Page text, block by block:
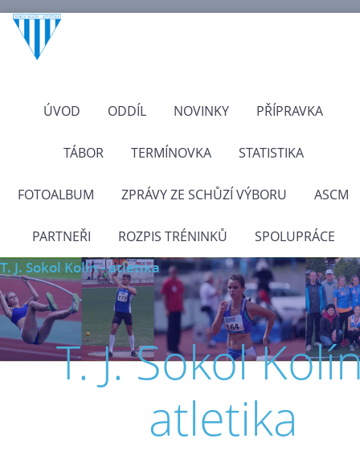
ÚVOD ODDÍL NOVINKY PŘÍPRAVKA
TÁBOR TERMÍNOVKA STATISTIKA
FOTOALBUM ZPRÁVY ZE SCHŮZÍ VÝBORU ASCM
PARTNEŘI ROZPIS TRÉNINKŮ SPOLUPRÁCE
T. J. Sokol Kolín - atletika
T. J. Sokol
atletika